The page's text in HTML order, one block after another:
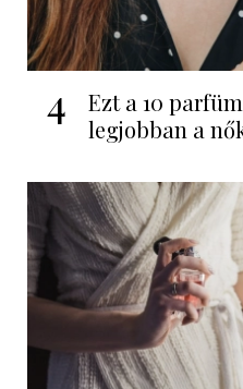
4
Ezt a 10
legjobban a